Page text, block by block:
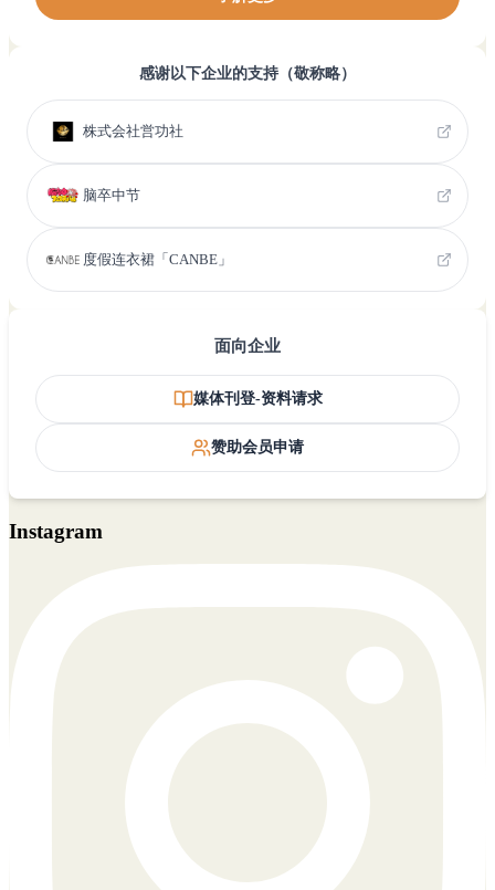
感谢以下企业的支持（敬称略）
株式会社営功社
脑卒中节
度假连衣裙「CANBE」
面向企业
媒体刊登-资料请求
赞助会员申请
Instagram